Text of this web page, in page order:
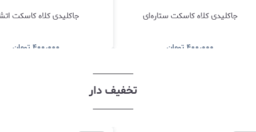
جاکلیدی کلاه کاسکت ستاره‌ای
۴۰۰٫۰۰۰ تومان
جاکلیدی کلاه کاسکت
۴۰۰٫۰۰۰ تومان
تخفیف دار